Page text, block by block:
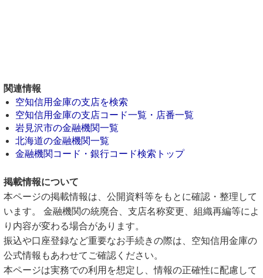
関連情報
空知信用金庫の支店を検索
空知信用金庫の支店コード一覧・店番一覧
岩見沢市の金融機関一覧
北海道の金融機関一覧
金融機関コード・銀行コード検索トップ
掲載情報について
本ページの掲載情報は、公開資料等をもとに確認・整理して
います。 金融機関の統廃合、支店名称変更、組織再編等によ
り内容が変わる場合があります。
振込や口座登録など重要なお手続きの際は、空知信用金庫の
公式情報もあわせてご確認ください。
本ページは実務での利用を想定し、情報の正確性に配慮して